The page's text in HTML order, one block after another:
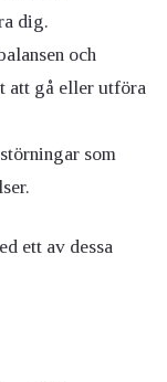
dig.
och
att gå eller utföra
som
ett av dessa